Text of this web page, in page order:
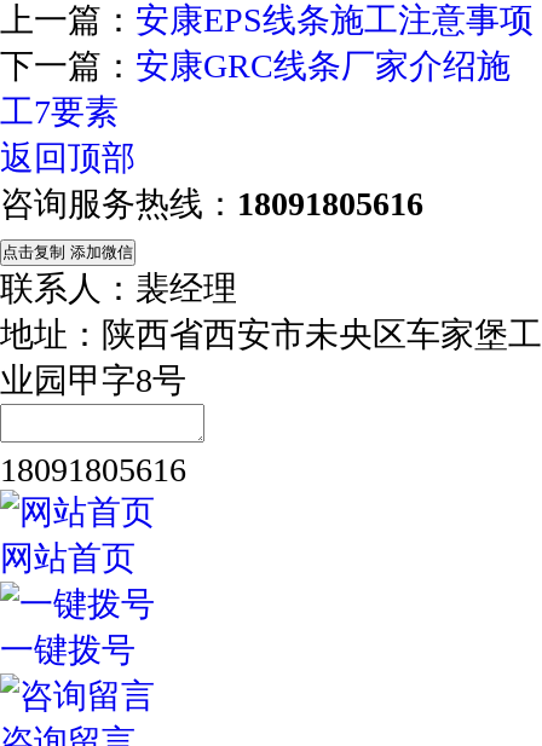
上一篇： 安康EPS线条施工注意事项
下一篇： 安康GRC线条厂家介绍施
工7要素
返回顶部
咨询服务热线： 18091805616
点击复制 添加微信
联系人：裴经理
地址：陕西省西安市未央区车家堡工
业园甲字8号
18091805616
网站首页
一键拨号